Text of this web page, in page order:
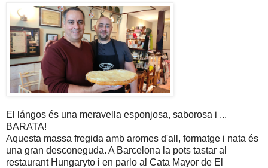
El lángos és una meravella esponjosa, saborosa i ...
BARATA!
Aquesta massa fregida amb aromes d'all, formatge i nata és
una gran desconeguda. A Barcelona la pots tastar al
restaurant Hungaryto i en parlo al Cata Mayor de El